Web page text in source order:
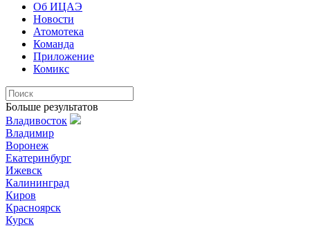
Об ИЦАЭ
Новости
Атомотека
Команда
Приложение
Комикс
Больше результатов
Владивосток
Владимир
Воронеж
Екатеринбург
Ижевск
Калининград
Киров
Красноярск
Курск